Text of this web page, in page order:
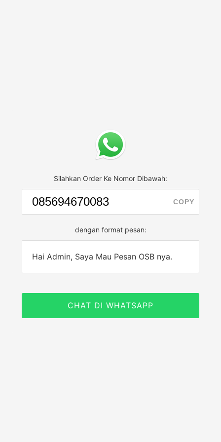
Silahkan Order Ke Nomor Dibawah:
COPY
dengan format pesan:
Hai Admin, Saya Mau Pesan OSB nya.
CHAT DI WHATSAPP